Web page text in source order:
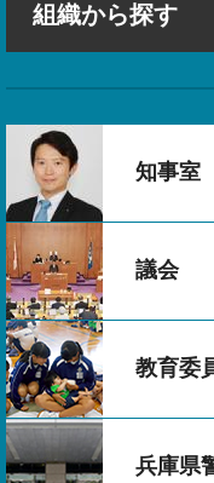
組織から探す
知事室
議会
教育委
兵庫県